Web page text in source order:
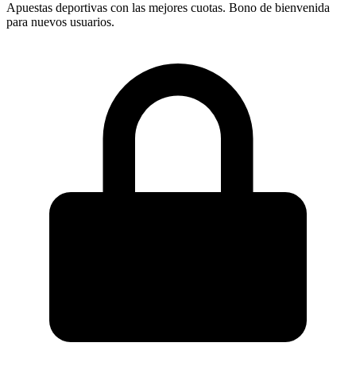
Apuestas deportivas con las mejores cuotas. Bono de bienvenida
para nuevos usuarios.